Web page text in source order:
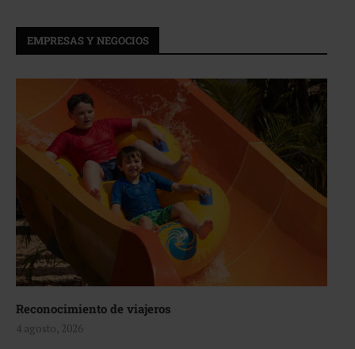
EMPRESAS Y NEGOCIOS
Reconocimiento de viajeros
4 agosto, 2026